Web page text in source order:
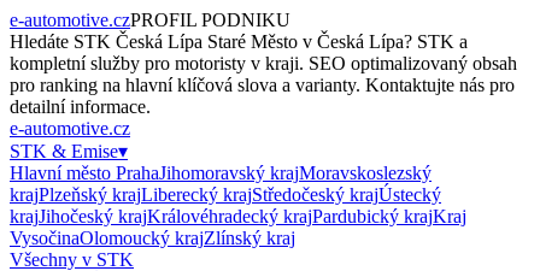
e-automotive.czPROFIL PODNIKU
Hledáte STK Česká Lípa Staré Město v Česká Lípa? STK a
kompletní služby pro motoristy v kraji. SEO optimalizovaný obsah
pro ranking na hlavní klíčová slova a varianty. Kontaktujte nás pro
detailní informace.
e-automotive.cz
STK & Emise▾
Hlavní město PrahaJihomoravský krajMoravskoslezský
krajPlzeňský krajLiberecký krajStředočeský krajÚstecký
krajJihočeský krajKrálovéhradecký krajPardubický krajKraj
VysočinaOlomoucký krajZlínský kraj
Všechny v STK